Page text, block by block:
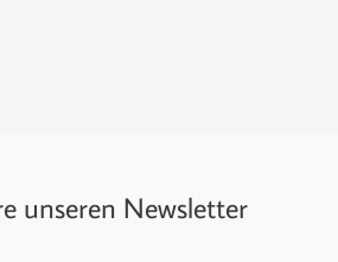
unseren Newsletter